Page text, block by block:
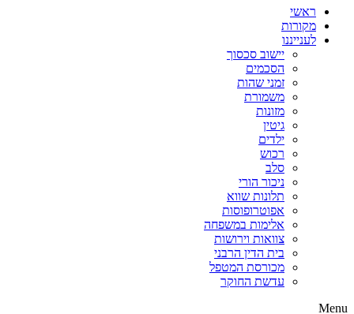
ראשי
מקורות
לענייננו
יישוב סכסוך
הסכמים
זמני שהות
משמורת
מזונות
גיטין
ילדים
רכוש
סלב
ניכור הורי
תלונות שווא
אפוטרופוסות
אלימות במשפחה
צוואות וירושות
בית הדין הרבני
מכורסת המטפל
עדשת החוקר
Menu